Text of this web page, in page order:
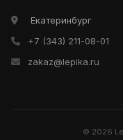
Екатеринбург
+7 (343) 211-08-01
zakaz@lepika.ru
© 2026